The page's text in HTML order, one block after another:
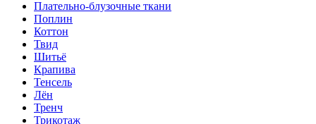
Плательно-блузочные ткани
Поплин
Коттон
Твид
Шитьё
Крапива
Тенсель
Лён
Тренч
Трикотаж